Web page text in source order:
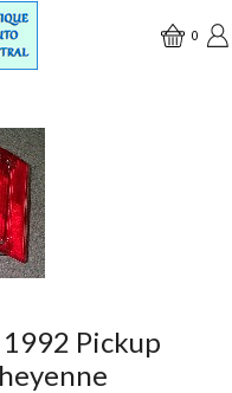
0
Pickup